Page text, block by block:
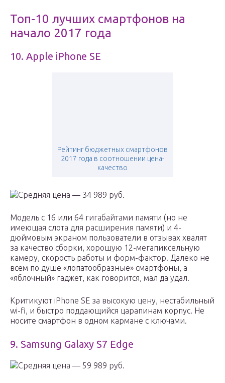
Топ-10 лучших смартфонов на
начало 2017 года
10. Apple iPhone SE
Рейтинг бюджетных смартфонов
2017 года в соотношении цена-
качество
Средняя цена — 34 989 руб.
Модель с 16 или 64 гигабайтами памяти (но не
имеющая слота для расширения памяти) и 4-
дюймовым экраном пользователи в отзывах хвалят
за качество сборки, хорошую 12-мегапиксельную
камеру, скорость работы и форм-фактор. Далеко не
всем по душе «лопатообразные» смартфоны, а
«яблочный» гаджет, как говорится, мал да удал.
Критикуют iPhone SE за высокую цену, нестабильный
wi-fi, и быстро поддающийся царапинам корпус. Не
носите смартфон в одном кармане с ключами.
9. Samsung Galaxy S7 Edge
Средняя цена — 59 989 руб.